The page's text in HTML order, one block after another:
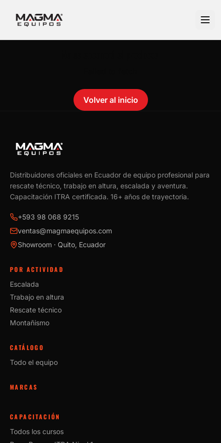
Volver al inicio
Distribuidores oficiales en Ecuador de equipo profesional para
rescate técnico, trabajo en altura, escalada y aventura.
Capacitación ITRA certificada. 16+ años de trayectoria.
+593 98 068 9215
ventas@magmaequipos.com
Showroom · Quito, Ecuador
POR ACTIVIDAD
Escalada
Trabajo en altura
Rescate técnico
Montañismo
CATÁLOGO
Todo el equipo
MARCAS
CAPACITACIÓN
Todos los cursos